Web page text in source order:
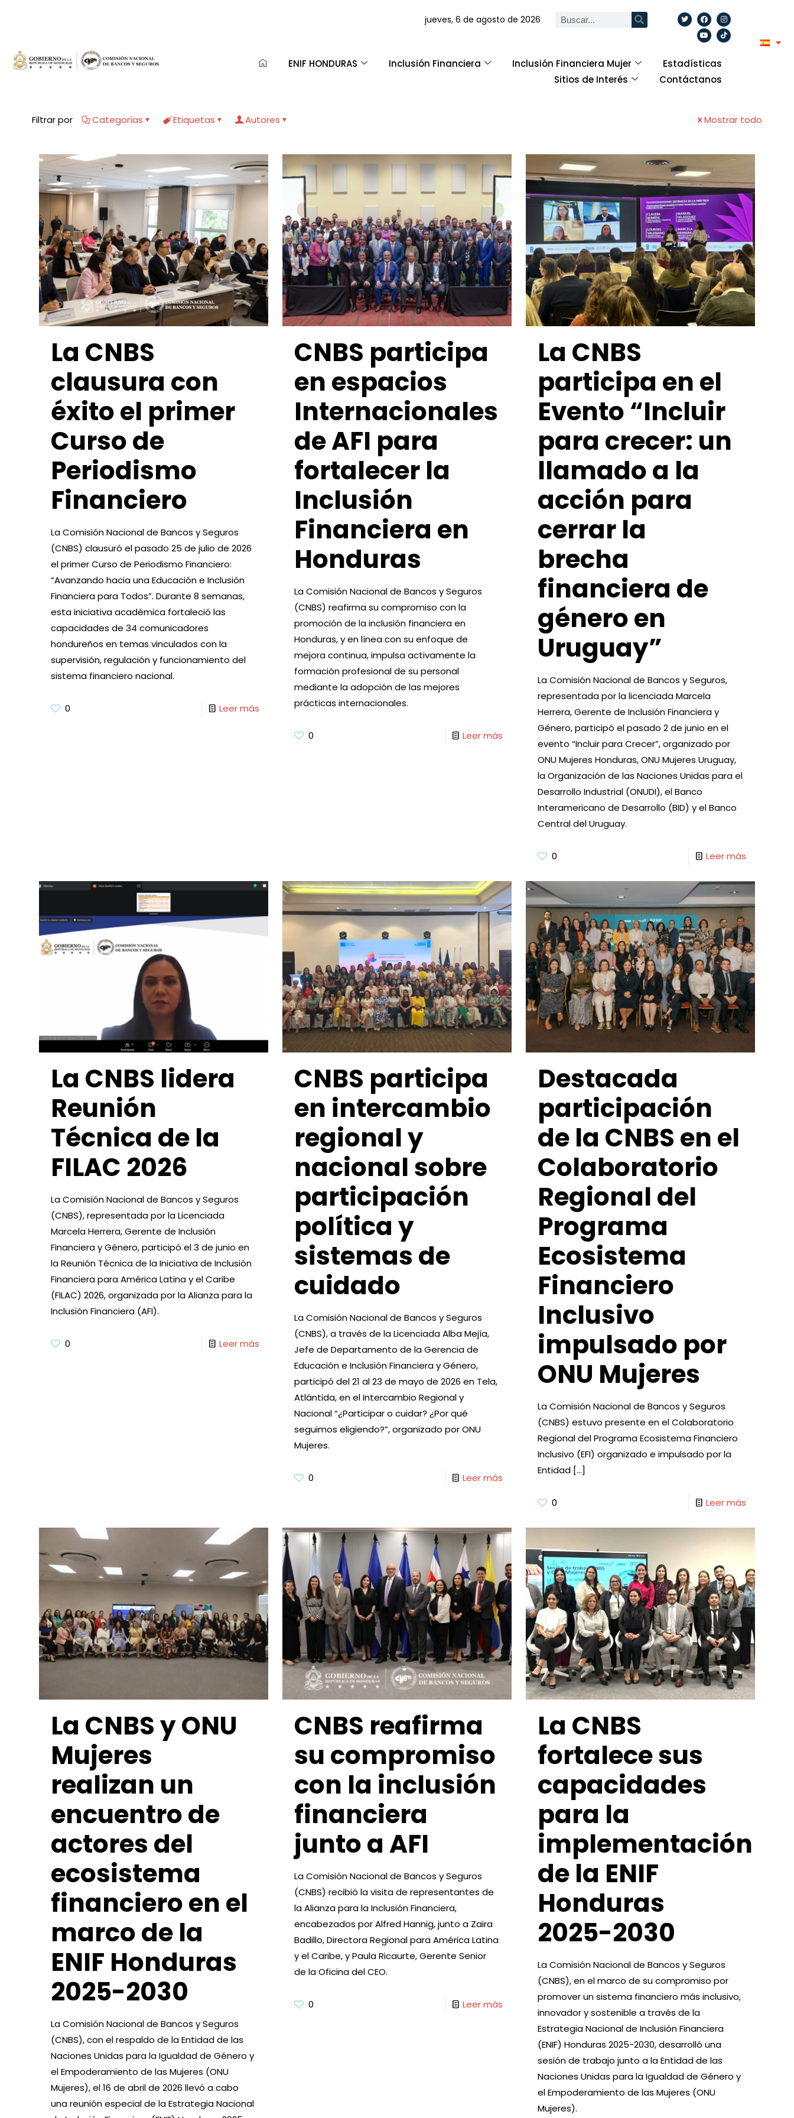
jueves, 6 de agosto de 2026
ENIF HONDURAS Inclusión Financiera Inclusión Financiera Mujer
Estadísticas
Sitios de Interés
Contáctanos
Filtrar por Categorías Etiquetas Autores Mostrar todo
La CNBS
clausura con
éxito el primer
Curso de
Periodismo
Financiero
La Comisión Nacional de Bancos y Seguros
(CNBS) clausuró el pasado 25 de julio de 2026
el primer Curso de Periodismo Financiero:
“Avanzando hacia una Educación e Inclusión
Financiera para Todos”. Durante 8 semanas,
esta iniciativa académica fortaleció las
capacidades de 34 comunicadores
hondureños en temas vinculados con la
supervisión, regulación y funcionamiento del
sistema financiero nacional.
0 Leer más
CNBS participa
en espacios
Internacionales
de AFI para
fortalecer la
Inclusión
Financiera en
Honduras
La Comisión Nacional de Bancos y Seguros
(CNBS) reafirma su compromiso con la
promoción de la inclusión financiera en
Honduras, y en línea con su enfoque de
mejora continua, impulsa activamente la
formación profesional de su personal
mediante la adopción de las mejores
prácticas internacionales.
0 Leer más
La CNBS
participa en el
Evento “Incluir
para crecer: un
llamado a la
acción para
cerrar la
brecha
financiera de
género en
Uruguay”
La Comisión Nacional de Bancos y Seguros,
representada por la licenciada Marcela
Herrera, Gerente de Inclusión Financiera y
Género, participó el pasado 2 de junio en el
evento “Incluir para Crecer”, organizado por
ONU Mujeres Honduras, ONU Mujeres Uruguay,
la Organización de las Naciones Unidas para el
Desarrollo Industrial (ONUDI), el Banco
Interamericano de Desarrollo (BID) y el Banco
Central del Uruguay.
0 Leer más
La CNBS lidera
Reunión
Técnica de la
FILAC 2026
La Comisión Nacional de Bancos y Seguros
(CNBS), representada por la Licenciada
Marcela Herrera, Gerente de Inclusión
Financiera y Género, participó el 3 de junio en
la Reunión Técnica de la Iniciativa de Inclusión
Financiera para América Latina y el Caribe
(FILAC) 2026, organizada por la Alianza para la
Inclusión Financiera (AFI).
0 Leer más
CNBS participa
en intercambio
regional y
nacional sobre
participación
política y
sistemas de
cuidado
La Comisión Nacional de Bancos y Seguros
(CNBS), a través de la Licenciada Alba Mejía,
Jefe de Departamento de la Gerencia de
Educación e Inclusión Financiera y Género,
participó del 21 al 23 de mayo de 2026 en Tela,
Atlántida, en el Intercambio Regional y
Nacional “¿Participar o cuidar? ¿Por qué
seguimos eligiendo?”, organizado por ONU
Mujeres.
0 Leer más
Destacada
participación
de la CNBS en el
Colaboratorio
Regional del
Programa
Ecosistema
Financiero
Inclusivo
impulsado por
ONU Mujeres
La Comisión Nacional de Bancos y Seguros
(CNBS) estuvo presente en el Colaboratorio
Regional del Programa Ecosistema Financiero
Inclusivo (EFI) organizado e impulsado por la
Entidad […]
0 Leer más
La CNBS y ONU
Mujeres
realizan un
encuentro de
actores del
ecosistema
financiero en el
marco de la
ENIF Honduras
2025-2030
La Comisión Nacional de Bancos y Seguros
(CNBS), con el respaldo de la Entidad de las
Naciones Unidas para la Igualdad de Género y
el Empoderamiento de las Mujeres (ONU
Mujeres), el 16 de abril de 2026 llevó a cabo
una reunión especial de la Estrategia Nacional
CNBS reafirma
su compromiso
con la inclusión
financiera
junto a AFI
La Comisión Nacional de Bancos y Seguros
(CNBS) recibió la visita de representantes de
la Alianza para la Inclusión Financiera,
encabezados por Alfred Hannig, junto a Zaira
Badillo, Directora Regional para América Latina
y el Caribe, y Paula Ricaurte, Gerente Senior
de la Oficina del CEO.
0 Leer más
La CNBS
fortalece sus
capacidades
para la
implementación
de la ENIF
Honduras
2025-2030
La Comisión Nacional de Bancos y Seguros
(CNBS), en el marco de su compromiso por
promover un sistema financiero más inclusivo,
innovador y sostenible a través de la
Estrategia Nacional de Inclusión Financiera
(ENIF) Honduras 2025-2030, desarrolló una
sesión de trabajo junto a la Entidad de las
Naciones Unidas para la Igualdad de Género y
el Empoderamiento de las Mujeres (ONU
Mujeres).